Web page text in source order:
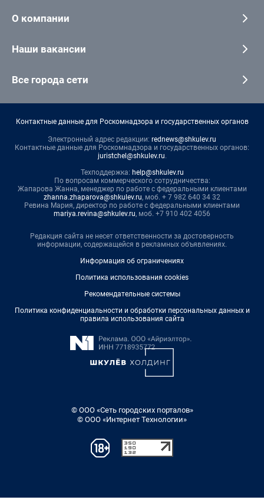
О компании
Наши вакансии
Все города сети
Контактные данные для Роскомнадзора и государственных органов
Электронный адрес редакции: rednews@shkulev.ru
Контактные данные для Роскомнадзора и государственных органов:
juristchel@shkulev.ru.
Техподдержка: help@shkulev.ru
По вопросам коммерческого сотрудничества:
Жапарова Жанна, менеджер по работе с федеральными клиентами
zhanna.zhaparova@shkulev.ru, моб. + 7 982 640 34 32
Ревина Мария, директор по работе с федеральными клиентами
mariya.revina@shkulev.ru, моб. +7 910 402 4056
Редакция сайта не несет ответственности за достоверность
информации, содержащейся в рекламных объявлениях.
Информация об ограничениях
Политика использования cookies
Рекомендательные системы
Политика конфиденциальности и обработки персональных данных и
правила использования сайта
© ООО «Сеть городских порталов»
© ООО «Интернет Технологии»